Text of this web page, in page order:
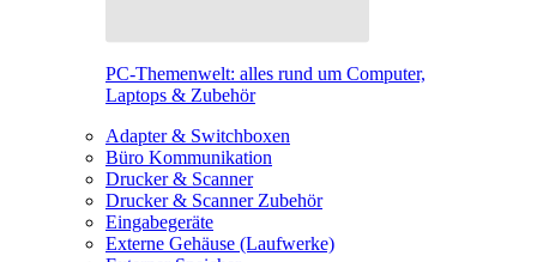
PC-Themenwelt: alles rund um Computer,
Laptops & Zubehör
Adapter & Switchboxen
Büro Kommunikation
Drucker & Scanner
Drucker & Scanner Zubehör
Eingabegeräte
Externe Gehäuse (Laufwerke)